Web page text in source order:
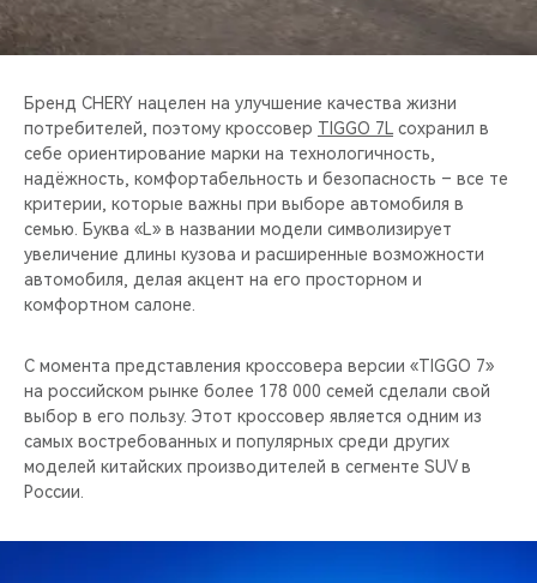
Бренд CHERY нацелен на улучшение качества жизни
потребителей, поэтому кроссовер TIGGO 7L сохранил в
себе ориентирование марки на технологичность,
надёжность, комфортабельность и безопасность – все те
критерии, которые важны при выборе автомобиля в
семью. Буква «L» в названии модели символизирует
увеличение длины кузова и расширенные возможности
автомобиля, делая акцент на его просторном и
комфортном салоне.
C момента представления кроссовера версии «TIGGO 7»
на российском рынке более 178 000 семей сделали свой
выбор в его пользу. Этот кроссовер является одним из
самых востребованных и популярных среди других
моделей китайских производителей в сегменте SUV в
России.